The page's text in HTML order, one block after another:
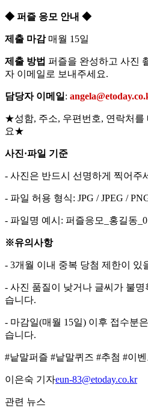
◆ 퍼즐 응모 안내 ◆
제출 마감매월 15일
제출 방법 퍼즐을 완성하고 사진
자 이메일로 보내주세요.
담당자 이메일 :
★성함, 주소, 우편번호, 연락처를
요★
사진·파일 기준
- 사진은 반드시 선명하게 찍어주
- 파일 허용 형식: JPG / JPEG /
- 파일명 예시: 퍼즐응모_홍길동
※유의사항
- 3개월 이내 중복 당첨 제한이 있
- 사진 품질이 낮거나 글씨가 불
습니다.
- 마감일(매월 15일) 이후 접수분
습니다.
#낱말퍼즐 #낱말퀴즈 #추첨 #이
이은숙 기자eun-83@etoday.co.kr
관련 뉴스